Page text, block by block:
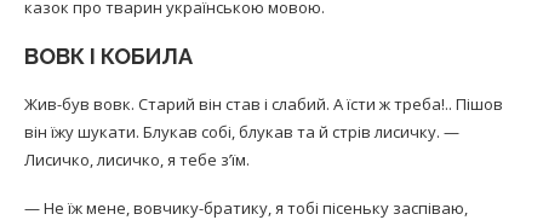
казок про тварин українською мовою.
ВОВК І КОБИЛА
Жив-був вовк. Старий він став і слабий. А їсти ж треба!.. Пішов
він їжу шукати. Блукав собі, блукав та й стрів лисичку. —
Лисичко, лисичко, я тебе з’їм.
— Не їж мене, вовчику-братику, я тобі пісеньку заспіваю,